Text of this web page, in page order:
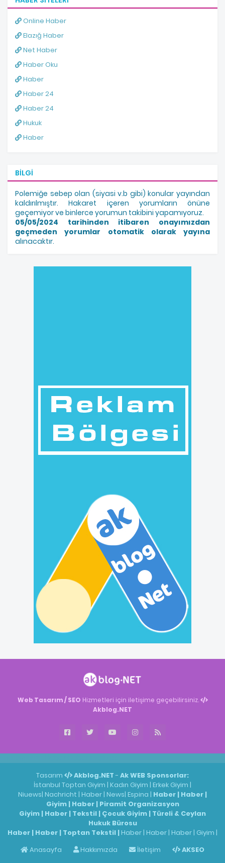
Online Haber
Elazığ Haber
Net Haber
Haber Oku
Haber
Haber 24
Haber 24
Hukuk
Haber
BILGI
Polemiğe sebep olan (siyasi v.b gibi) konular yayından
kaldırılmıştır. Hakaret içeren yorumların önüne
geçemiyor ve binlerce yorumun takibini yapamıyoruz.
05/05/2024 tarihinden itibaren onayımızdan
geçmeden yorumlar otomatik olarak yayına
alınacaktır.
Web Tasarım / SEO Hizmetleri için iletişime geçebilirsiniz.
Akblog.NET
Tasarım Akblog.NET - Ak WEB Sponsorlar:
İstanbul Toptan Giyim | Kadın Giyim | Erkek Giyim |
Niuews| Nachricht | Haber | News| Espina | Haber | Haber |
Giyim| Haber| Piramit Organizasyon
Giyim | Haber | Tekstil | Çocuk Giyim | Türeli & Ceylan
Hukuk Bürosu
Haber | Haber | Toptan Tekstil | Haber | Haber | Haber | Giyim |
Anasayfa
Hakkımızda İletişim AKSEO